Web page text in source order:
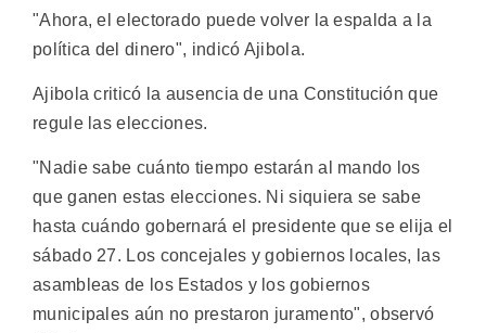
"Ahora, el electorado puede volver la espalda a la
política del dinero", indicó Ajibola.
Ajibola criticó la ausencia de una Constitución que
regule las elecciones.
"Nadie sabe cuánto tiempo estarán al mando los
que ganen estas elecciones. Ni siquiera se sabe
hasta cuándo gobernará el presidente que se elija el
sábado 27. Los concejales y gobiernos locales, las
asambleas de los Estados y los gobiernos
municipales aún no prestaron juramento", observó